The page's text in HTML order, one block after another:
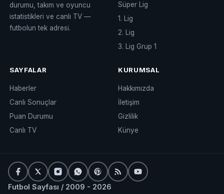
durumu, takım ve oyuncu
istatistikleri ve canlı TV —
futbolun tek adresi.
Süper Lig
1. Lig
2. Lig
3. Lig Grup 1
SAYFALAR
Haberler
Canlı Sonuçlar
Puan Durumu
Canlı TV
KURUMSAL
Hakkımızda
İletişim
Gizlilik
Künye
Futbol Sayfası / 2009 - 2026